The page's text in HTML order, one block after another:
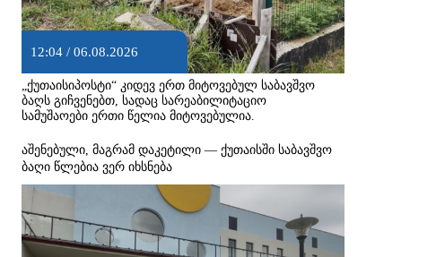
12:04 / 06.08.2026
„ქუთაისიპოსტი“ კიდევ ერთ მიტოვებულ საბავშვო
ბაღს გიჩვენებთ, სადაც სარეაბილიტაციო
სამუშაოები ერთი წელია მიტოვებულია.
აშენებული, მაგრამ დაკეტილი — ქუთაისში საბავშვო
ბაღი წლებია ვერ იხსნება